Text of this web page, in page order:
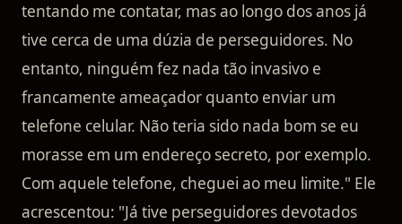
tentando me contatar, mas ao longo dos anos já
tive cerca de uma dúzia de perseguidores. No
entanto, ninguém fez nada tão invasivo e
francamente ameaçador quanto enviar um
telefone celular. Não teria sido nada bom se eu
morasse em um endereço secreto, por exemplo.
Com aquele telefone, cheguei ao meu limite." Ele
acrescentou: "Já tive perseguidores devotados